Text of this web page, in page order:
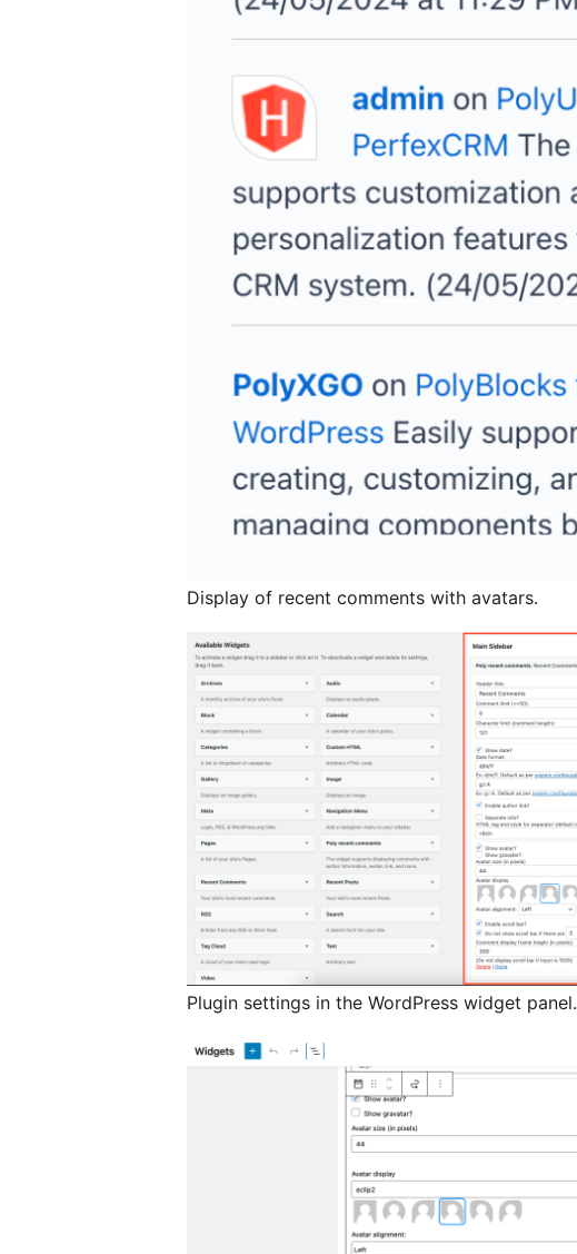
Display of recent comments with avatars.
Plugin settings in the WordPress widget panel.